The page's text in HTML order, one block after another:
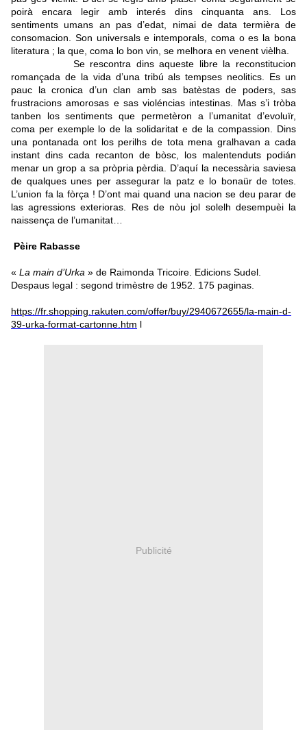
poirà encara legir amb interés dins cinquanta ans. Los
sentiments umans an pas d’edat, nimai de data termièra de
consomacion. Son universals e intemporals, coma o es la bona
literatura ; la que, coma lo bon vin, se melhora en venent vièlha.
Se rescontra dins aqueste libre la reconstitucion
romançada de la vida d’una tribú als tempses neolitics. Es un
pauc la cronica d’un clan amb sas batèstas de poders, sas
frustracions amorosas e sas violéncias intestinas. Mas s’i tròba
tanben los sentiments que permetèron a l’umanitat d’evoluïr,
coma per exemple lo de la solidaritat e de la compassion. Dins
una pontanada ont los perilhs de tota mena gralhavan a cada
instant dins cada recanton de bòsc, los malentenduts podián
menar un grop a sa pròpria pèrdia. D’aquí la necessària saviesa
de qualques unes per assegurar la patz e lo bonaür de totes.
L’union fa la fòrça ! D’ont mai quand una nacion se deu parar de
las agressions exterioras. Res de nòu jol solelh desempuèi la
naissença de l’umanitat…
Pèire Rabasse
« La main d’Urka » de Raimonda Tricoire. Edicions Sudel.
Despaus legal : segond trimèstre de 1952. 175 paginas.
https://fr.shopping.rakuten.com/offer/buy/2940672655/la-main-d-
39-urka-format-cartonne.htm l
Publicité